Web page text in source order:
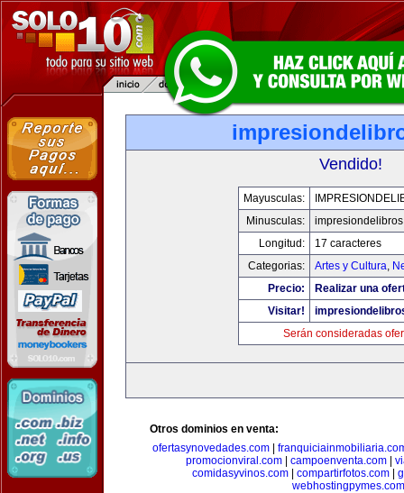
Vendido!
Mayusculas:
Minusculas:
Longitud:
17 caracteres
Categorias:
Artes y Cultura,
Precio:
Realizar una
Visitar!
Serán consideradas
Otros dominios en venta:
ofertasynovedades.com|
promocionviral.com
campoenventa.com
comidasyvinos.com| compartirfotos.com|
webhostingpymes.com